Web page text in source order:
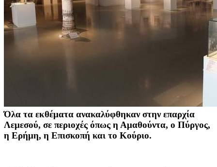
Όλα τα εκθέματα ανακαλύφθηκαν στην επαρχία
Λεμεσού, σε περιοχές όπως η Αμαθούντα, ο Πύργος,
η Ερήμη, η Επισκοπή και το Κούριο.